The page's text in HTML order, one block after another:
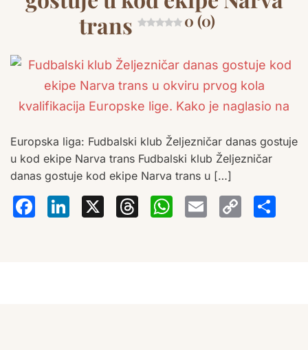
trans
0 (0)
Europska liga: Fudbalski klub Željezničar danas gostuje
u kod ekipe Narva trans Fudbalski klub Željezničar
danas gostuje kod ekipe Narva trans u […]
Facebook
LinkedIn
X Threads
Email